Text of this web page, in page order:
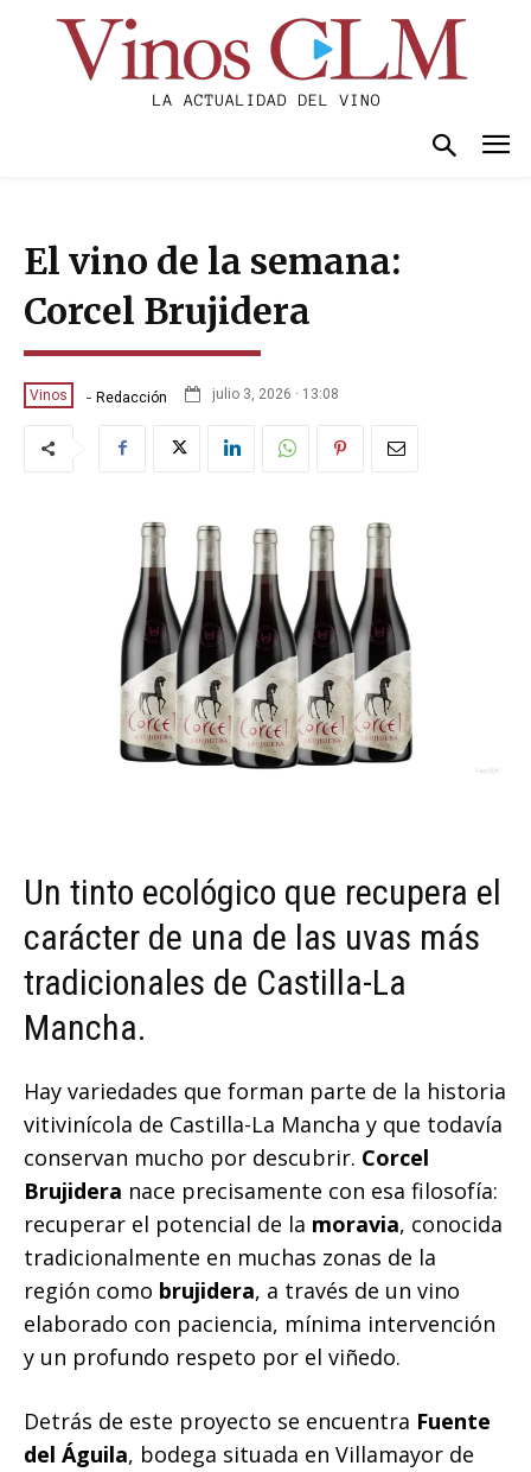
El vino de la semana:
Corcel Brujidera
Vinos - Redacción julio 3, 2026 · 13:08
Un tinto ecológico que recupera el
carácter de una de las uvas más
tradicionales de Castilla-La
Mancha.
Hay variedades que forman parte de la historia
vitivinícola de Castilla-La Mancha y que todavía
conservan mucho por descubrir. Corcel
Brujidera nace precisamente con esa filosofía:
recuperar el potencial de la moravia, conocida
tradicionalmente en muchas zonas de la
región como brujidera, a través de un vino
elaborado con paciencia, mínima intervención
y un profundo respeto por el viñedo.
Detrás de este proyecto se encuentra Fuente
del Águila, bodega situada en Villamayor de